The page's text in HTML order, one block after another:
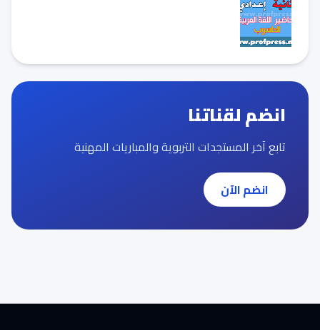
انضم لقناتنا
تابع آخر المستجدات التربوية والمباريات المهنية
انضم الآن